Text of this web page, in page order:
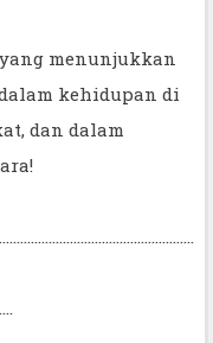
menunjukkan
kehidupan di
dan dalam